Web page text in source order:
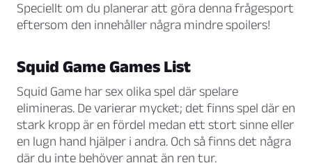
Speciellt om du planerar att göra denna frågesport
eftersom den innehåller några mindre spoilers!
Squid Game Games List
Squid Game har sex olika spel där spelare
elimineras. De varierar mycket; det finns spel där en
stark kropp är en fördel medan ett stort sinne eller
en lugn hand hjälper i andra. Och så finns det några
där du inte behöver annat än ren tur.